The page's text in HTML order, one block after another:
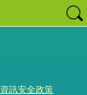
資訊安全政策